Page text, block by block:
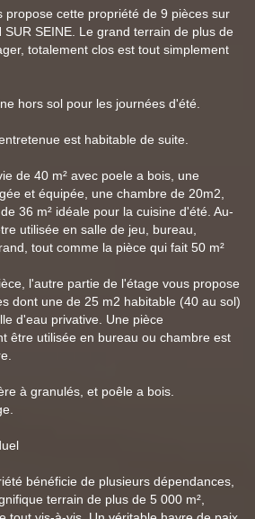
propose cette propriété de 9 pièces sur
SUR SEINE. Le grand terrain de plus de
totalement clos est tout simplement
hors sol pour les journées d'été.
est habitable de suite.
de 40 m² avec poele a bois, une
et équipée, une chambre de 20m2,
36 m² idéale pour la cuisine d'été. Au-
utilisée en salle de jeu, bureau,
tout comme la pièce qui fait 50 m²
l'autre partie de l'étage vous propose
dont une de 25 m2 habitable (40 au sol)
d'eau privative. Une pièce
être utilisée en bureau ou chambre est
à granulés, et poêle a bois.
bénéficie de plusieurs dépendances,
terrain de plus de 5 000 m²,